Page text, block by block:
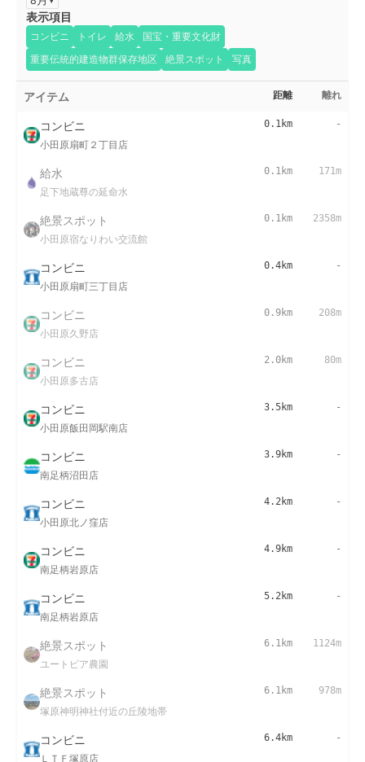
表示項目
コンビニ トイレ 給水
国宝・重要文化財
重要伝統的建造物群保存地区
絶景スポット 写真
アイテム 距離 離れ
コンビニ
小田原扇町２丁目店
0.1km -
給水
足下地蔵尊の延命水
0.1km 171m
絶景スポット
小田原宿なりわい交流館
0.1km 2358m
コンビニ
小田原扇町三丁目店
0.4km -
コンビニ
小田原久野店
0.9km 208m
コンビニ
小田原多古店
2.0km 80m
コンビニ
小田原飯田岡駅南店
3.5km -
コンビニ
南足柄沼田店
3.9km -
コンビニ
小田原北ノ窪店
4.2km -
コンビニ
南足柄岩原店
4.9km -
コンビニ
南足柄岩原店
5.2km -
絶景スポット
ユートピア農園
6.1km 1124m
絶景スポット
塚原神明神社付近の丘陵地帯
6.1km 978m
コンビニ
ＬＴＦ塚原店
6.4km -